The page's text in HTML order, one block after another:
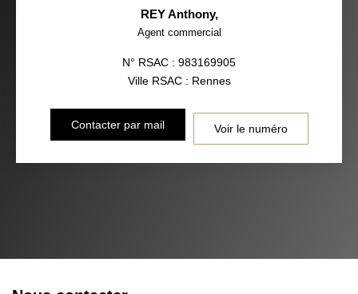
REY Anthony,
Agent commercial
N° RSAC : 983169905
Ville RSAC : Rennes
Contacter par mail Voir le numéro